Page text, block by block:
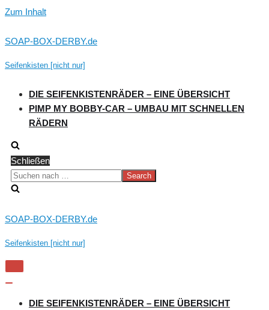
Zum Inhalt
SOAP-BOX-DERBY.de
Seifenkisten [nicht nur]
DIE SEIFENKISTENRÄDER – EINE ÜBERSICHT
PIMP MY BOBBY-CAR – UMBAU MIT SCHNELLEN
RÄDERN
Schließen
Suchen
nach …
SOAP-BOX-DERBY.de
Seifenkisten [nicht nur]
Navigation
DIE SEIFENKISTENRÄDER – EINE ÜBERSICHT